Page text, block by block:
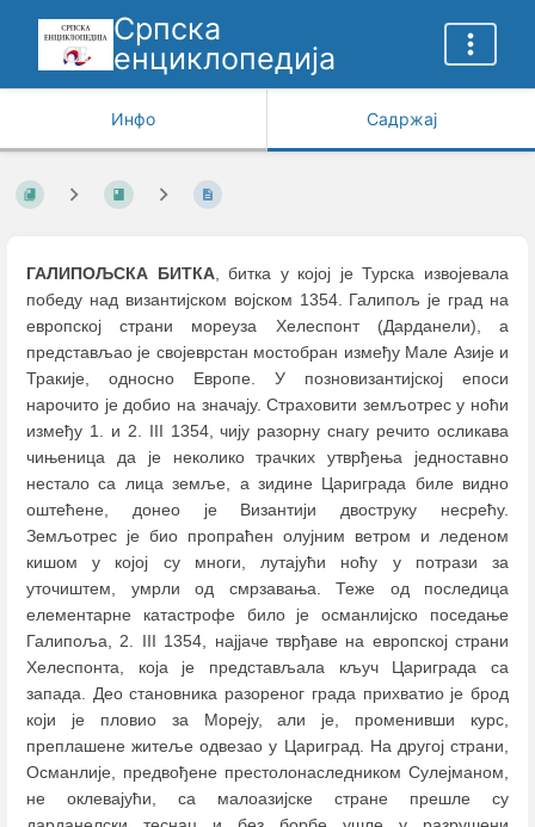
Српска
енциклопедија
Инфо Садржај
ГАЛИПОЉСКА БИТКА, битка у којој је Турска извојевала
победу над византијском војском 1354. Галипољ је град на
европској страни мореуза Хелеспонт (Дарданели), а
представљао је својеврстан мостобран између Мале Азије и
Тракије, односно Европе. У позновизантијској епоси
нарочито је добио на значају. Страховити земљотрес у ноћи
између 1. и 2. III 1354, чију разорну снагу речито осликава
чињеница да је неколико трачких утврђења једноставно
нестало са лица земље, а зидине Цариграда биле видно
оштећене, донео је Византији двоструку несрећу.
Земљотрес је био пропраћен олујним ветром и леденом
кишом у којој су многи, лутајући ноћу у потрази за
уточиштем, умрли од смрзавања. Теже од последица
елементарне катастрофе било је османлијско поседање
Галипоља, 2. III 1354, најјаче тврђаве на европској страни
Хелеспонта, која је представљала кључ Цариграда са
запада. Део становника разореног града прихватио је брод
који је пловио за Мореју, али је, променивши курс,
преплашене житеље одвезао у Цариград. На другој страни,
Османлије, предвођене престолонаследником Сулејманом,
не оклевајући, са малоазијске стране прешле су